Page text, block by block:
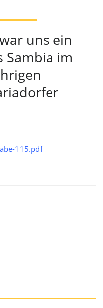
uns ein
Sambia im
115.pdf